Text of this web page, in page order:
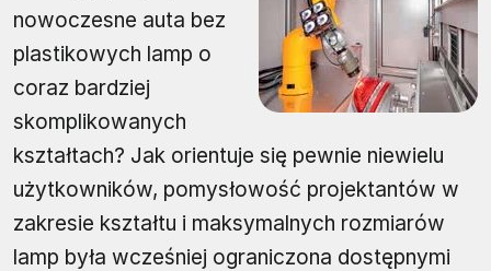
nowoczesne auta bez
plastikowych lamp o
coraz bardziej
skomplikowanych
kształtach? Jak orientuje się pewnie niewielu
użytkowników, pomysłowość projektantów w
zakresie kształtu i maksymalnych rozmiarów
lamp była wcześniej ograniczona dostępnymi